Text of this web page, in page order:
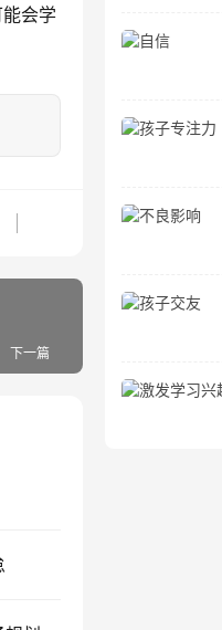
会学
下一篇